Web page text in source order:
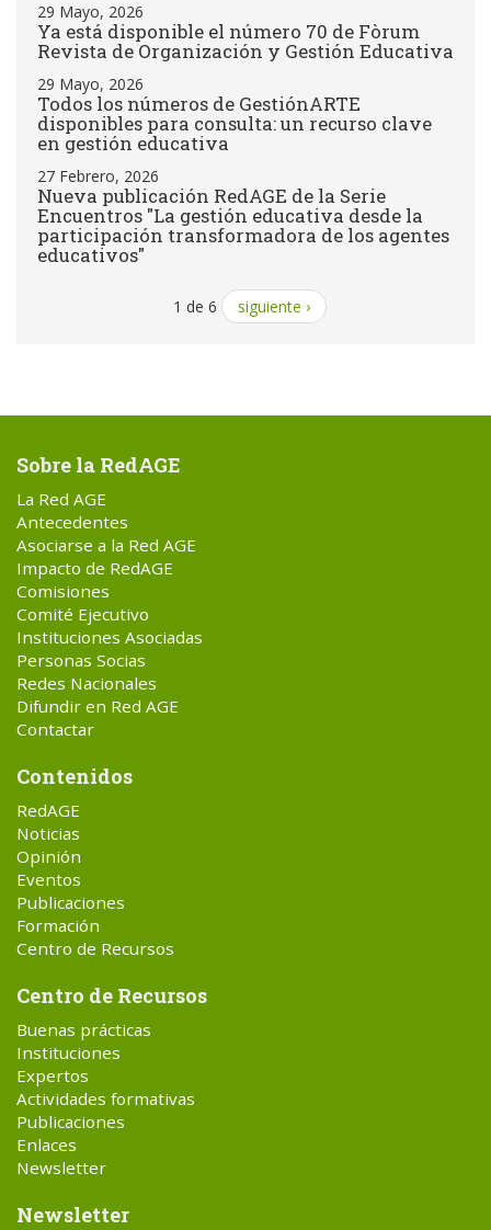
29 Mayo, 2026
Ya está disponible el número 70 de Fòrum
Revista de Organización y Gestión Educativa
29 Mayo, 2026
Todos los números de GestiónARTE
disponibles para consulta: un recurso clave
en gestión educativa
27 Febrero, 2026
Nueva publicación RedAGE de la Serie
Encuentros "La gestión educativa desde la
participación transformadora de los agentes
educativos"
1 de 6 siguiente ›
Sobre la RedAGE
La Red AGE
Antecedentes
Asociarse a la Red AGE
Impacto de RedAGE
Comisiones
Comité Ejecutivo
Instituciones Asociadas
Personas Socias
Redes Nacionales
Difundir en Red AGE
Contactar
Contenidos
RedAGE
Noticias
Opinión
Eventos
Publicaciones
Formación
Centro de Recursos
Centro de Recursos
Buenas prácticas
Instituciones
Expertos
Actividades formativas
Publicaciones
Enlaces
Newsletter
Newsletter